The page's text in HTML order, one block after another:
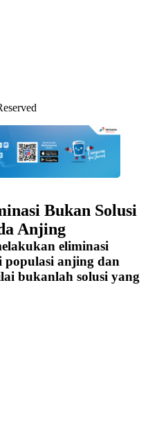
Bukan Solusi
Anjing
eliminasi
populasi anjing dan
bukanlah solusi yang